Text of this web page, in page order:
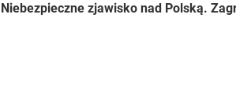
Niebezpieczne zjawisko nad Polską.